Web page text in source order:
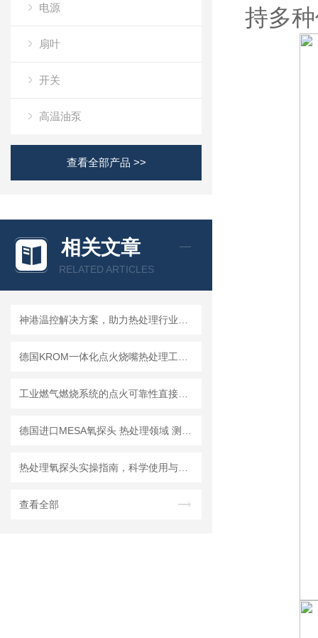
电源
扇叶
开关
高温油泵
查看全部产品 >>
相关文章
RELATED ARTICLES
查看全部
持多